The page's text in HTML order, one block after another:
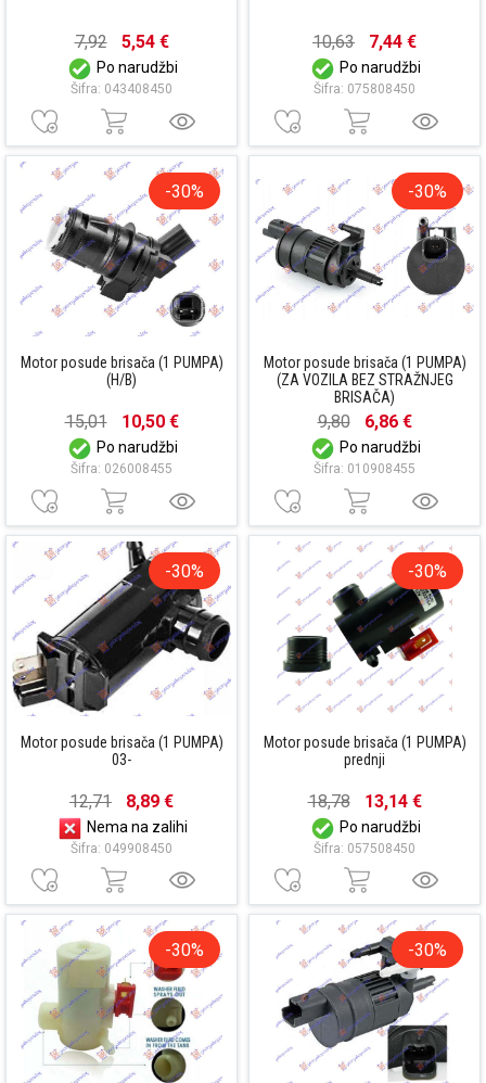
7,92 5,54 €
Po narudžbi
Šifra: 043408450
10,63 7,44 €
Po narudžbi
Šifra: 075808450
-30%
Motor posude brisača (1 PUMPA)
(H/B)
15,01 10,50 €
Po narudžbi
Šifra: 026008455
-30%
Motor posude brisača (1 PUMPA)
(ZA VOZILA BEZ STRAŽNJEG
BRISAČA)
9,80 6,86 €
Po narudžbi
Šifra: 010908455
-30%
Motor posude brisača (1 PUMPA)
03-
12,71 8,89 €
Nema na zalihi
Šifra: 049908450
-30%
Motor posude brisača (1 PUMPA)
prednji
18,78 13,14 €
Po narudžbi
Šifra: 057508450
-30% -30%